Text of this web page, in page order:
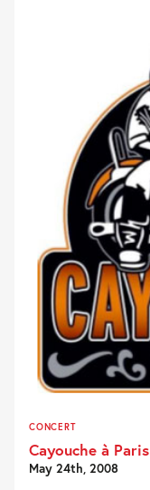
CONCERT
Cayouche à Paris
May 24th, 2008